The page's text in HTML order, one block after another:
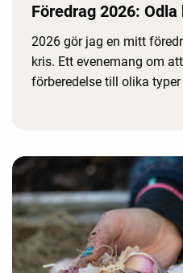
Föredrag 2026:
2026 gör jag en mitt
kris. Ett evenemang om
förberedelse till olika typer